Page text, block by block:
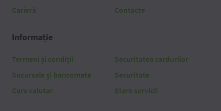
Carieră
Contacte
Informație
Termeni și condiții
Sucursale și bancomate
Curs valutar
Securitatea cardurilor
Securitate
Stare servicii